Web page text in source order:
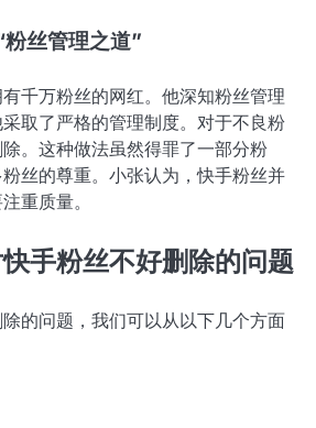
丝管理之道”
千万粉丝的网红。他深知粉丝管理
取了严格的管理制度。对于不良粉
。这种做法虽然得罪了一部分粉
丝的尊重。小张认为，快手粉丝并
重质量。
手粉丝不好删除的问题
的问题，我们可以从以下几个方面